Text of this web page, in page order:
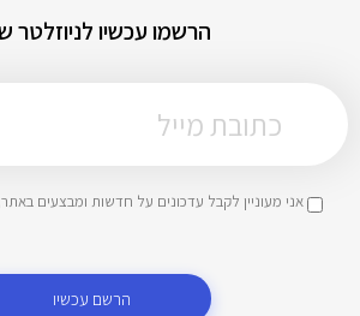
הרשמו עכשיו לניוזלטר
אני מעוניין לקבל עדכונים על חדשות ומבצעים
הרשם עכשיו